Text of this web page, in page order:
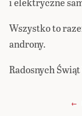
Wszystko to
androny.
Radosnych
←